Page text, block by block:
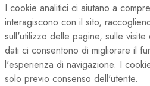
I cookie analitici ci aiutano a
interagiscono con il sito,
sull'utilizzo delle pagine, sulle
dati ci consentono di migliorare il
l'esperienza di navigazione. I
solo previo consenso dell'utente.